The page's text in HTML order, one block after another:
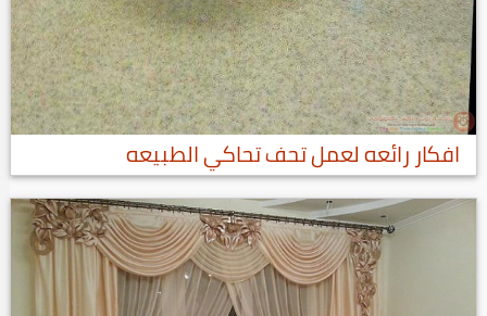
افكار رائعه لعمل تحف تحاكي الطبيعه